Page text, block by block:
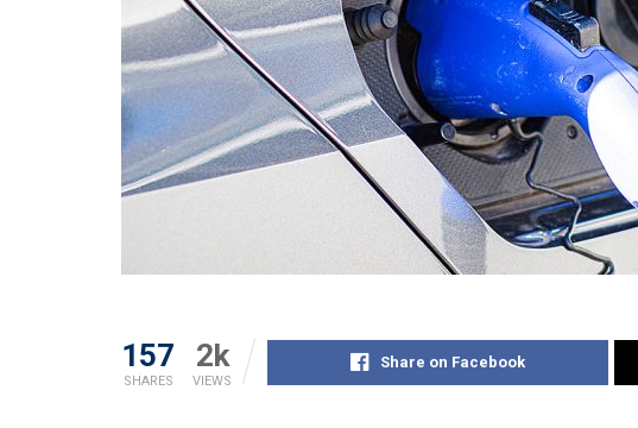
157
SHARES
2k
VIEWS
Share on Facebook